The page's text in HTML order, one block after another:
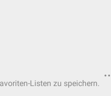
Listen zu speichern.